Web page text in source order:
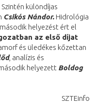
Szintén különdíjas
Csikós Nándor. Hidrológia
helyezést ért el
az első díjat
és üledékes kőzettan
, analízis és
helyezett Boldog
SZTEinfo